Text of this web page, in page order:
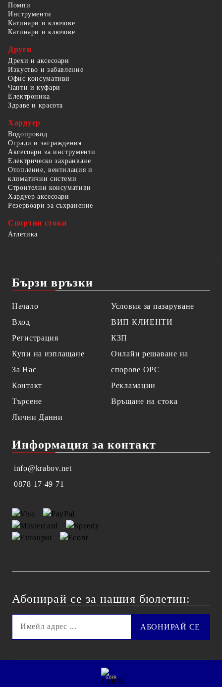
Помпи
Инструменти
Катинари и ключове
Катинари и ключове
Други
Дрехи и аксесоари
Изкуство и забавление
Офис консумативи
Чанти и куфари
Електроника
Здраве и красота
Хардуер
Водопровод
Огради и заграждения
Аксесоари за инструменти
Електрическо захранване
Отопление, вентилация и
климатични системи
Строителни консумативи
Хардуер аксесоари
Резервоари за съхранение
Спортни стоки
Атлетика
Бързи връзки
Начало
Вход
Регистрация
Купи на изплащане
За Нас
Контакт
Търсене
Лични Данни
Условия за пазаруване
ВИП КЛИЕНТИ
КЗП
Онлайн решаване на
спорове OPC
Рекламации
Връщане на стока
Информация за контакт
info@krabov.net
0878 17 49 71
Абонирай се за нашия бюлетин:
GDPR